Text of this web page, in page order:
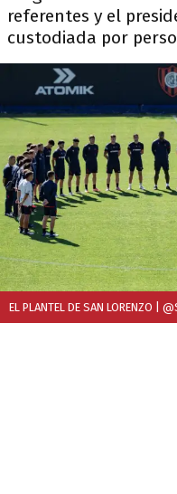
referentes y el
custodiada por
EL PLANTEL DE SAN LORENZO |